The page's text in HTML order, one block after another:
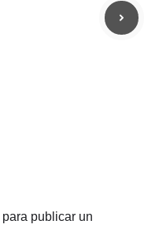
para publicar un